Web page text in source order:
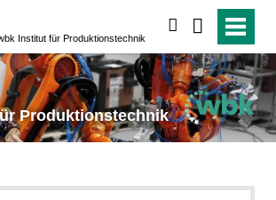
Institut für Produktionstechnik
Produktionstechnik